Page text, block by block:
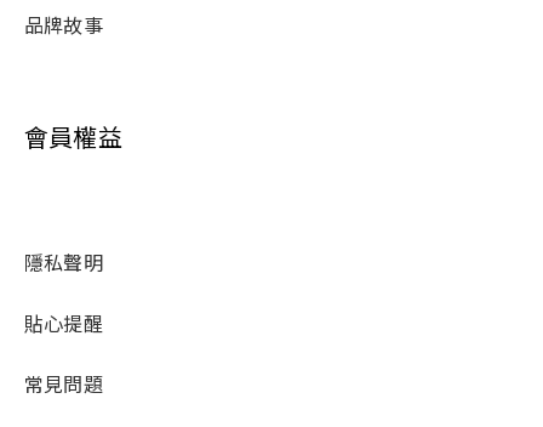
品牌故事
會員權益
隱私聲明
貼心提醒
常見問題